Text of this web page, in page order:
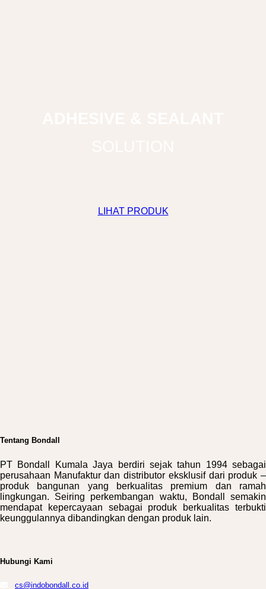
LIHAT PRODUK
Tentang Bondall
PT Bondall Kumala Jaya berdiri sejak tahun 1994 sebagai
perusahaan Manufaktur dan distributor eksklusif dari produk –
produk bangunan yang berkualitas premium dan ramah
lingkungan. Seiring perkembangan waktu, Bondall semakin
mendapat kepercayaan sebagai produk berkualitas terbukti
keunggulannya dibandingkan dengan produk lain.
Hubungi Kami
cs@indobondall.co.id